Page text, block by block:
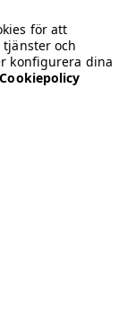
för att
och
konfigurera dina
Cookiepolicy